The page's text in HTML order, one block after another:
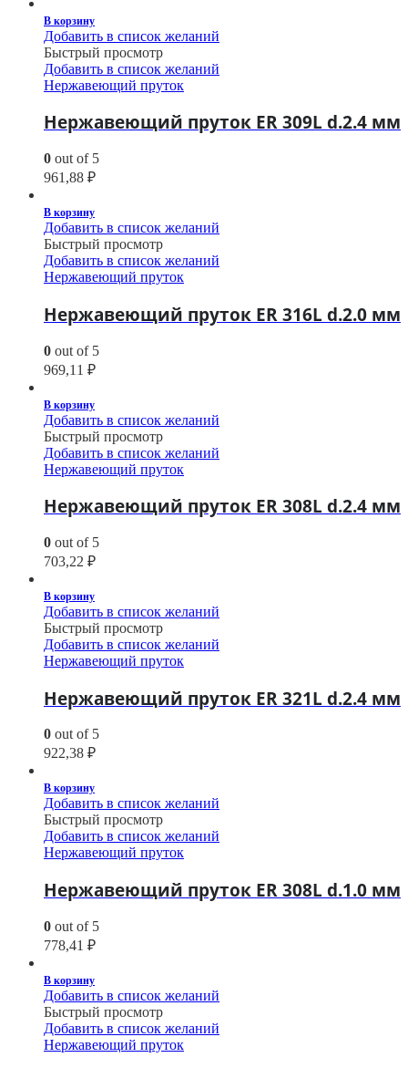
В корзину
Добавить в список желаний
Быстрый просмотр
Добавить в список желаний
Нержавеющий пруток
Нержавеющий пруток ER 309L d.2.4 мм
0 out of 5
961,88 ₽
В корзину
Добавить в список желаний
Быстрый просмотр
Добавить в список желаний
Нержавеющий пруток
Нержавеющий пруток ER 316L d.2.0 мм
0 out of 5
969,11 ₽
В корзину
Добавить в список желаний
Быстрый просмотр
Добавить в список желаний
Нержавеющий пруток
Нержавеющий пруток ER 308L d.2.4 мм
0 out of 5
703,22 ₽
В корзину
Добавить в список желаний
Быстрый просмотр
Добавить в список желаний
Нержавеющий пруток
Нержавеющий пруток ER 321L d.2.4 мм
0 out of 5
922,38 ₽
В корзину
Добавить в список желаний
Быстрый просмотр
Добавить в список желаний
Нержавеющий пруток
Нержавеющий пруток ER 308L d.1.0 мм
0 out of 5
778,41 ₽
В корзину
Добавить в список желаний
Быстрый просмотр
Добавить в список желаний
Нержавеющий пруток